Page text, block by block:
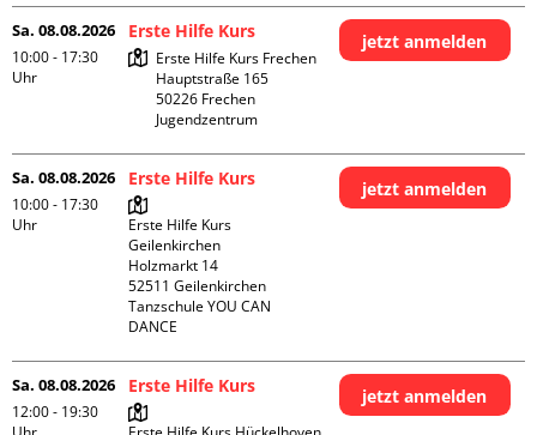
Sa. 08.08.2026
10:00 - 17:30
Uhr
Erste Hilfe Kurs
Erste Hilfe Kurs Frechen
Hauptstraße 165
50226 Frechen
Jugendzentrum
jetzt anmelden
Sa. 08.08.2026
10:00 - 17:30
Uhr
Erste Hilfe Kurs
Erste Hilfe Kurs
Geilenkirchen
Holzmarkt 14
52511 Geilenkirchen
Tanzschule YOU CAN
DANCE
jetzt anmelden
Sa. 08.08.2026
12:00 - 19:30
Erste Hilfe Kurs jetzt anmelden